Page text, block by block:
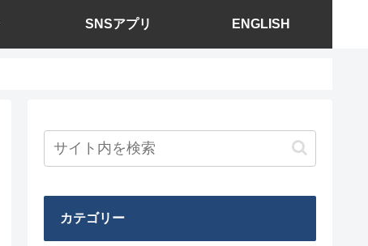
SNSアプリ ENGLISH
カテゴリー